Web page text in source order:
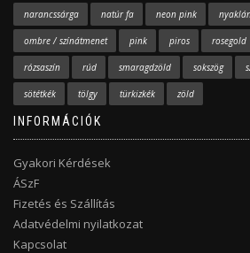
narancssárga natúr fa neon pink
ombre / színátmenet pink piros rosegold
rózsaszín rúd smaragdzöld sokszög
sötétkék tölgy türkizkék zöld
INFORMÁCIÓK
Gyakori Kérdések
ÁSzF
Fizetés és Szállítás
Adatvédelmi nyilatkozat
Kapcsolat